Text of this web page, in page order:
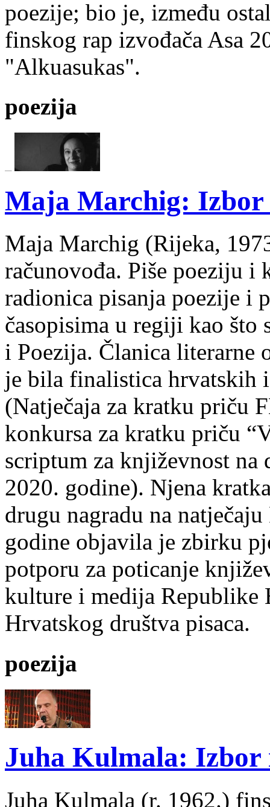
poezije; bio je, između
finskog rap izvođača Asa
"Alkuasukas".
poezija
Maja Marchig: Izbor
Maja Marchig (Rijeka,
računovođa. Piše poeziju i
radionica pisanja poezije i
časopisima u regiji kao što
i Poezija. Članica literarne
je bila finalistica hrvatskih
(Natječaja za kratku priču
konkursa za kratku priču
scriptum za književnost na
2020. godine). Njena
drugu nagradu na
godine objavila je zbirku
potporu za poticanje
kulture i medija Republike
Hrvatskog društva pisaca.
poezija
Juha Kulmala: Izbor
Juha Kulmala (r. 1962.)